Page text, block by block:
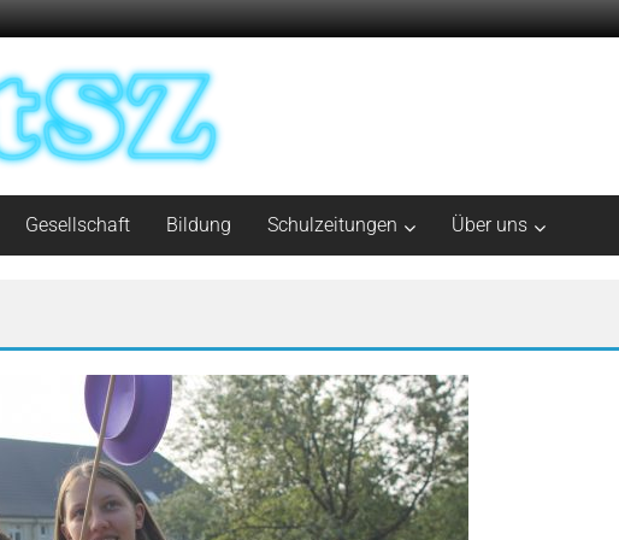
Gesellschaft Bildung Schulzeitungen Über uns